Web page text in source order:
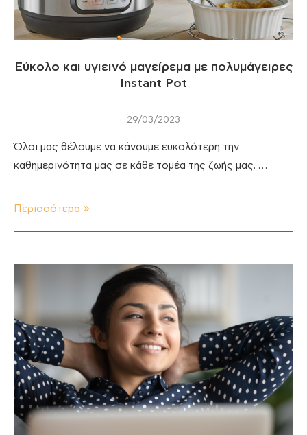
Εύκολο και υγιεινό μαγείρεμα με πολυμάγειρες
Instant Pot
29/03/2023
Όλοι μας θέλουμε να κάνουμε ευκολότερη την
καθημερινότητα μας σε κάθε τομέα της ζωής μας. …
Περισσότερα